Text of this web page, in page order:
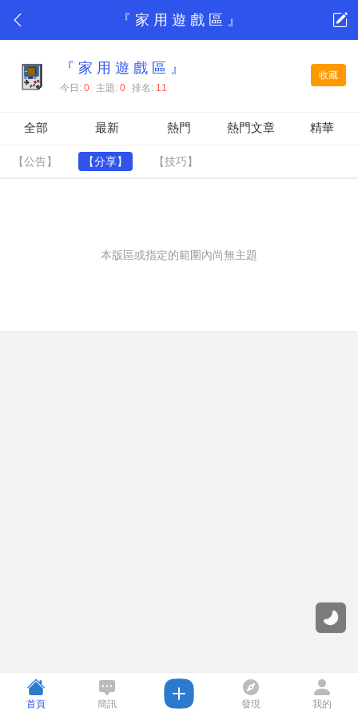
『 家 用 遊 戲 區 』
收藏
『 家 用 遊 戲 區 』
今日: 0 主題: 0 排名: 11
全部 最新 熱門 熱門文章 精華
【公告】 【分享】 【技巧】
本版區或指定的範圍內尚無主題
首頁 簡訊 發現 我的